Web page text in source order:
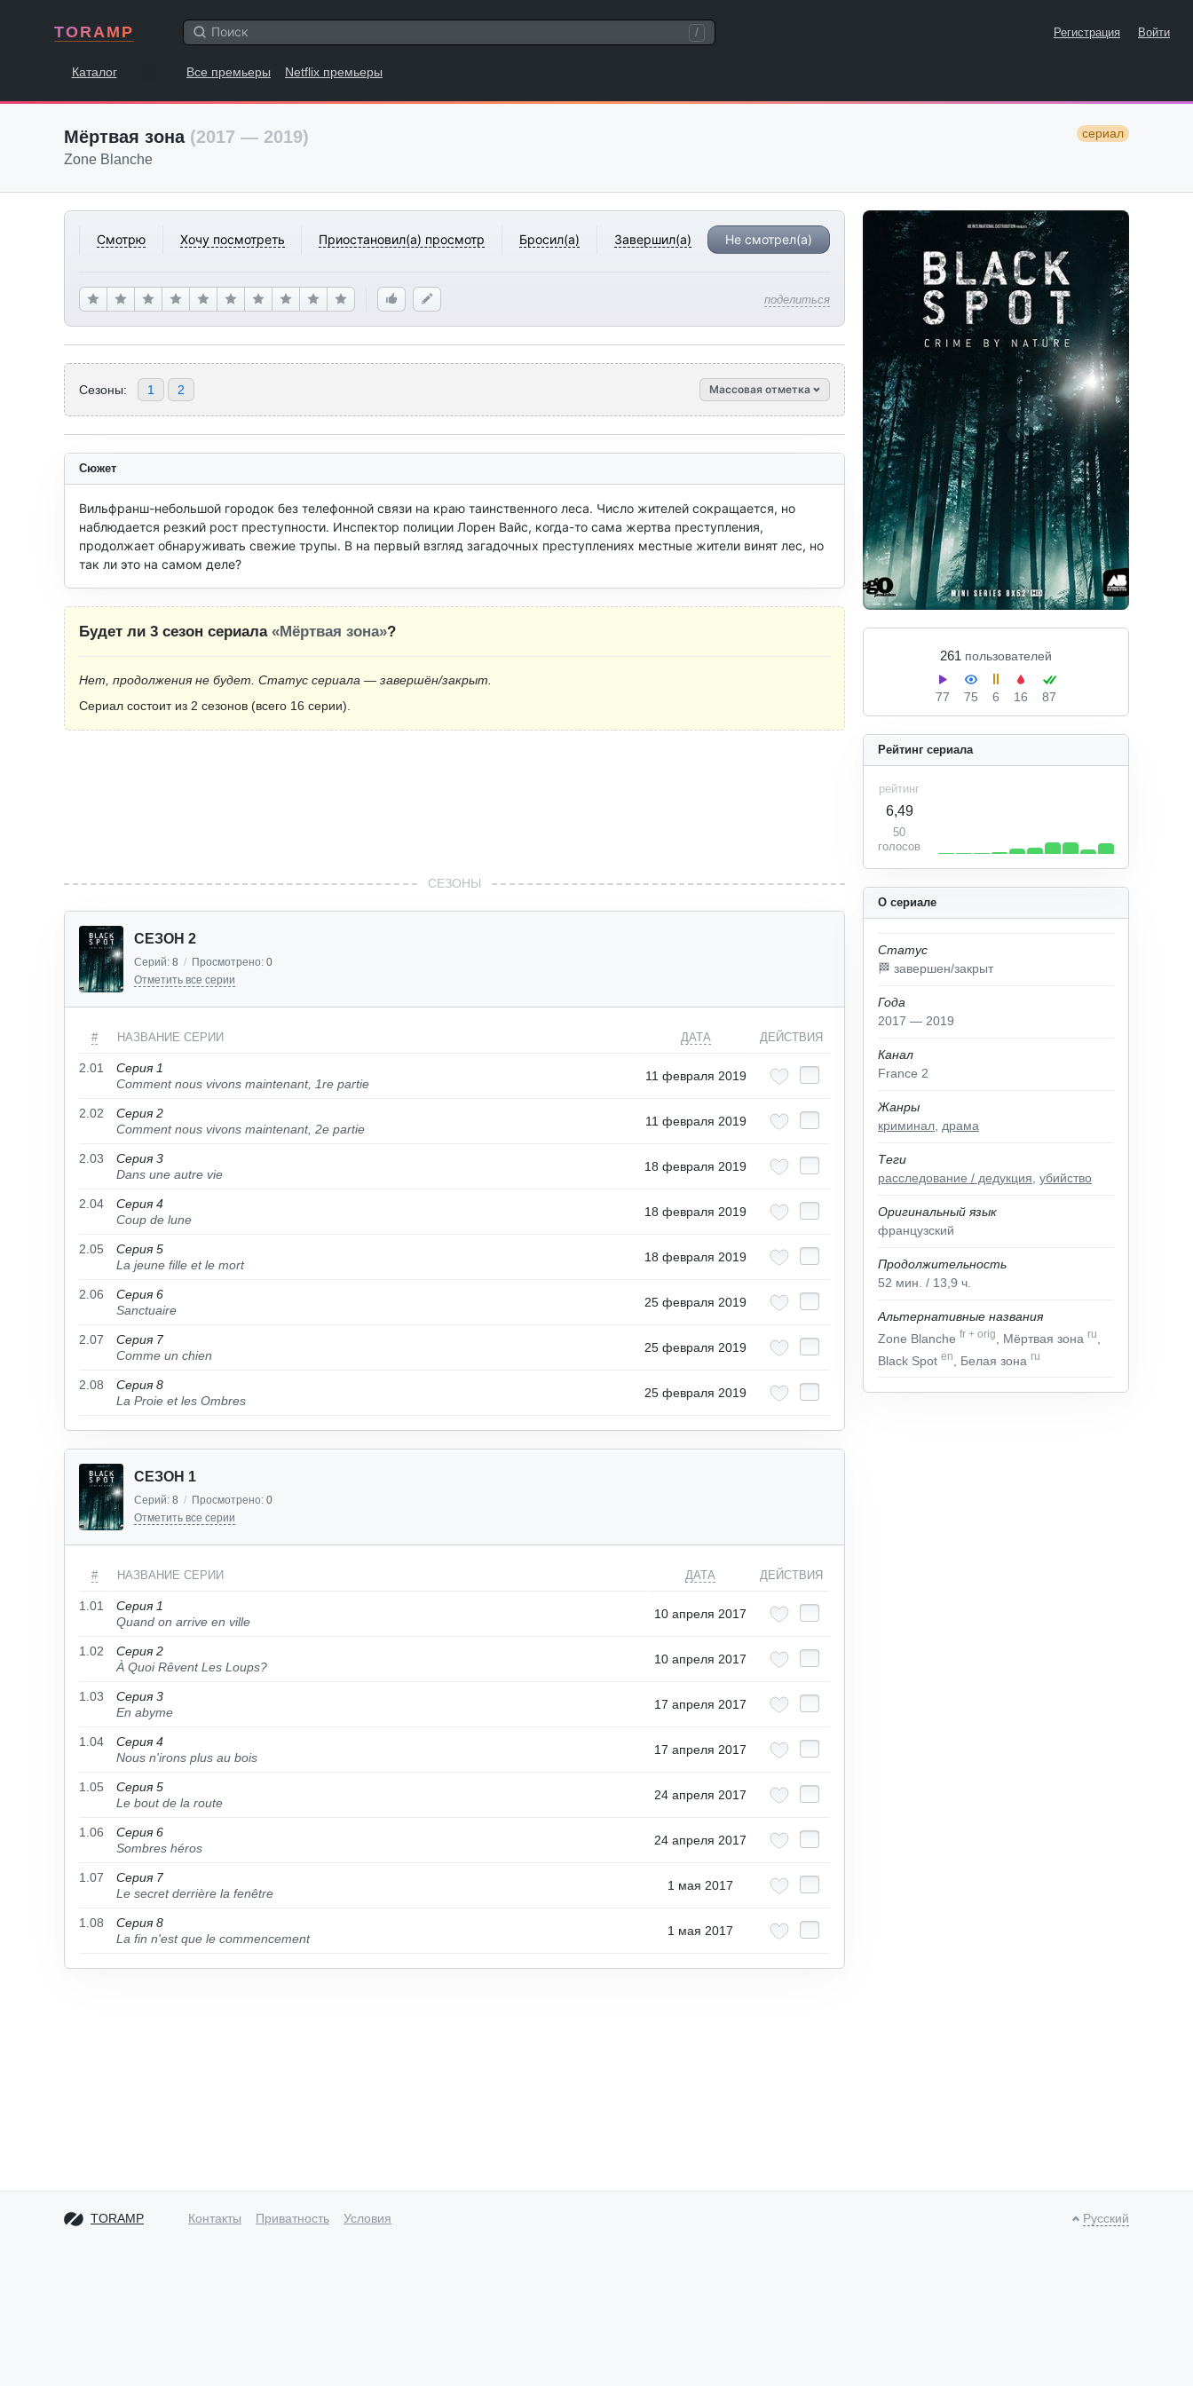
TORAMP / Регистрация Войти
Каталог Все премьеры Netflix премьеры
Мёртвая зона (2017 — 2019) сериал
Zone Blanche
Смотрю Хочу посмотреть Приостановил(а) просмотр Бросил(а) Завершил(а) Не смотрел(а)
поделиться
261 пользователей
77 75 6 16 87
Сезоны: 1 2 Массовая отметка
О сериале
Статус
🏁 завершен/закрыт
Года
2017 — 2019
Канал
France 2
Жанры
криминал драма
Теги
расследование / дедукция убийство
Оригинальный язык
французский
Продолжительность
52 мин. / 13,9 ч.
Альтернативные названия
Zone Blanche fr + orig , Мёртвая зона ru
Black Spot en , Белая зона ru
Рейтинг сериала
рейтинг
6,49
50
голосов
Сюжет
Вильфранш-небольшой городок без телефонной связи на краю таинственного леса. Число жителей сокращается, но
наблюдается резкий рост преступности. Инспектор полиции Лорен Вайс, когда-то сама жертва преступления,
продолжает обнаруживать свежие трупы. В на первый взгляд загадочных преступлениях местные жители винят лес, но
так ли это на самом деле?
Будет ли 3 сезон сериала «Мёртвая зона»?
Нет, продолжения не будет. Статус сериала — завершён/закрыт.
Сериал состоит из 2 сезонов (всего 16 серии).
СЕЗОНЫ
СЕЗОН 2
Серий: 8 / Просмотрено: 0
Отметить все серии
# НАЗВАНИЕ СЕРИИ ДАТА ДЕЙСТВИЯ
2.01
Серия 1
Comment nous vivons maintenant, 1re partie
11 февраля 2019
2.02
Серия 2
Comment nous vivons maintenant, 2e partie
11 февраля 2019
2.03
Серия 3
Dans une autre vie
18 февраля 2019
2.04
Серия 4
Coup de lune
18 февраля 2019
2.05
Серия 5
La jeune fille et le mort
18 февраля 2019
2.06
Серия 6
Sanctuaire
25 февраля 2019
2.07
Серия 7
Comme un chien
25 февраля 2019
2.08
Серия 8
La Proie et les Ombres
25 февраля 2019
СЕЗОН 1
Серий: 8 / Просмотрено: 0
Отметить все серии
# НАЗВАНИЕ СЕРИИ ДАТА ДЕЙСТВИЯ
1.01
Серия 1
Quand on arrive en ville
10 апреля 2017
1.02
Серия 2
À Quoi Rêvent Les Loups?
10 апреля 2017
1.03
Серия 3
En abyme
17 апреля 2017
1.04
Серия 4
Nous n'irons plus au bois
17 апреля 2017
1.05
Серия 5
Le bout de la route
24 апреля 2017
1.06
Серия 6
Sombres héros
24 апреля 2017
1.07
Серия 7
Le secret derrière la fenêtre
1 мая 2017
1.08
Серия 8
La fin n'est que le commencement
1 мая 2017
TORAMP Контакты Приватность Условия Русский